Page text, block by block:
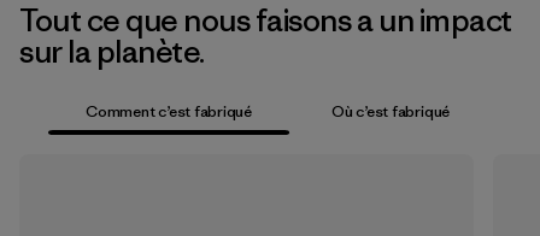
Tout ce que nous faisons a un impact
sur la planète.
Comment c’est fabriqué Où c’est fabriqué